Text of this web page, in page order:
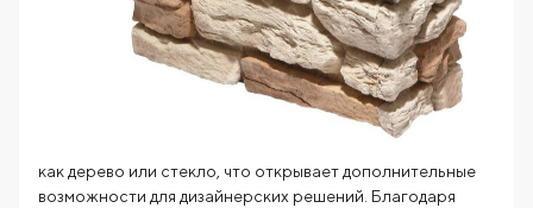
как дерево или стекло, что открывает дополнительные
возможности для дизайнерских решений. Благодаря